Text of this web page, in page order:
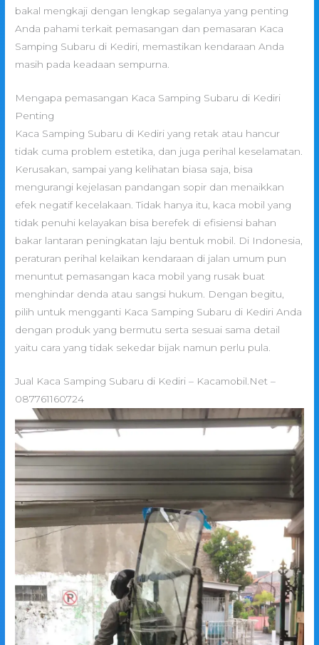
bakal mengkaji dengan lengkap segalanya yang penting
Anda pahami terkait pemasangan dan pemasaran Kaca
Samping Subaru di Kediri, memastikan kendaraan Anda
masih pada keadaan sempurna.
Mengapa pemasangan Kaca Samping Subaru di Kediri
Penting
Kaca Samping Subaru di Kediri yang retak atau hancur
tidak cuma problem estetika, dan juga perihal keselamatan.
Kerusakan, sampai yang kelihatan biasa saja, bisa
mengurangi kejelasan pandangan sopir dan menaikkan
efek negatif kecelakaan. Tidak hanya itu, kaca mobil yang
tidak penuhi kelayakan bisa berefek di efisiensi bahan
bakar lantaran peningkatan laju bentuk mobil. Di Indonesia,
peraturan perihal kelaikan kendaraan di jalan umum pun
menuntut pemasangan kaca mobil yang rusak buat
menghindar denda atau sangsi hukum. Dengan begitu,
pilih untuk mengganti Kaca Samping Subaru di Kediri Anda
dengan produk yang bermutu serta sesuai sama detail
yaitu cara yang tidak sekedar bijak namun perlu pula.
Jual Kaca Samping Subaru di Kediri – Kacamobil.Net –
087761160724